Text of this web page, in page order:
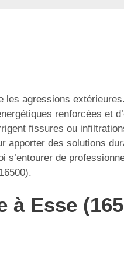
les agressions
renforcées et
fissures ou
apporter des solutions
de
Esse